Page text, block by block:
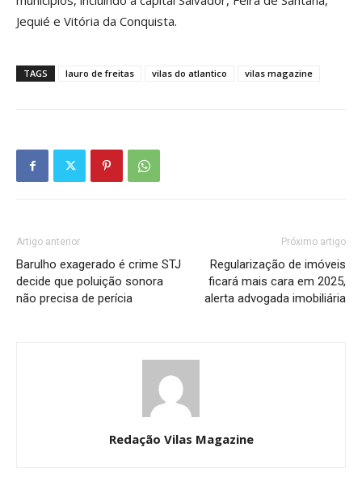
Jequié e Vitória da Conquista.
TAGS lauro de freitas vilas do atlantico vilas magazine
Artigo anterior
Barulho exagerado é crime STJ
decide que poluição sonora
não precisa de perícia
Próximo artigo
Regularização de imóveis
ficará mais cara em 2025,
alerta advogada imobiliária
Redação Vilas Magazine